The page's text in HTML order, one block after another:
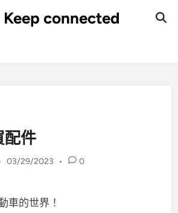
connected
配件
03/29/2023 • 0
車的世界！